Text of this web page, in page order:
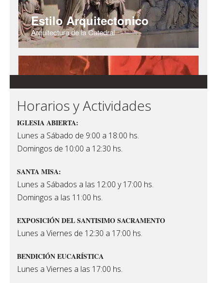
Horarios y Actividades
IGLESIA ABIERTA:
Lunes a Sábado de 9:00 a 18:00 hs.
Domingos de 10:00 a 12:30 hs.
SANTA MISA:
Lunes a Sábados a las 12:00 y 17:00 hs.
Domingos a las 11:00 hs.
EXPOSICIÓN DEL SANTISIMO SACRAMENTO
Lunes a Viernes de 12:30 a 17:00 hs.
BENDICIÓN EUCARÍSTICA
Lunes a Viernes a las 17:00 hs.